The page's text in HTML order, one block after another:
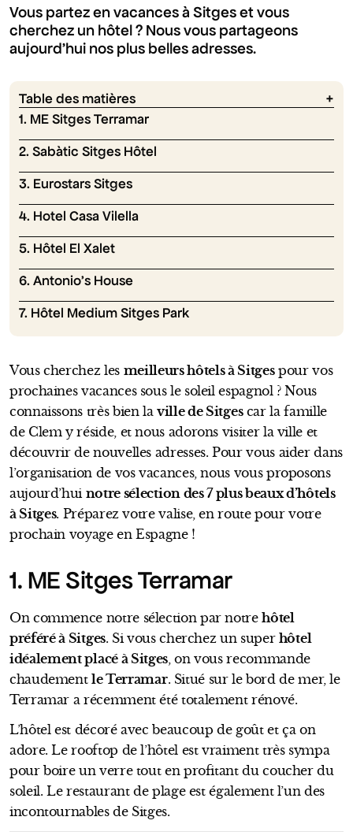
Vous partez en vacances à Sitges et vous
cherchez un hôtel ? Nous vous partageons
aujourd'hui nos plus belles adresses.
Table des matières
1. ME Sitges Terramar
2. Sabàtic Sitges Hôtel
3. Eurostars Sitges
4. Hotel Casa Vilella
5. Hôtel El Xalet
6. Antonio’s House
7. Hôtel Medium Sitges Park
Vous cherchez les meilleurs hôtels à Sitgespour vos
prochaines vacances sous le soleil espagnol ? Nous
connaissons très bien la ville de Sitgescar la famille
de Clem y réside, et nous adorons visiter la ville et
découvrir de nouvelles adresses. Pour vous aider dans
l’organisation de vos vacances, nous vous proposons
aujourd’hui notre sélection des 7 plus beaux d’hôtels
à Sitges. Préparez votre valise, en route pour votre
prochain voyage en Espagne !
1. ME Sitges Terramar
On commence notre sélection par notrehôtel
préféré à Sitges. Si vous cherchez un super hôtel
idéalement placé à Sitges , on vous recommande
chaudementle Terramar. Situé sur le bord de mer, le
Terramar a récemment été totalement rénové.
L’hôtel est décoré avec beaucoup de goût et ça on
adore. Le rooftop de l’hôtel est vraiment très sympa
pour boire un verre tout en profitant du coucher du
soleil. Le restaurant de plage est également l’un des
incontournables de Sitges.